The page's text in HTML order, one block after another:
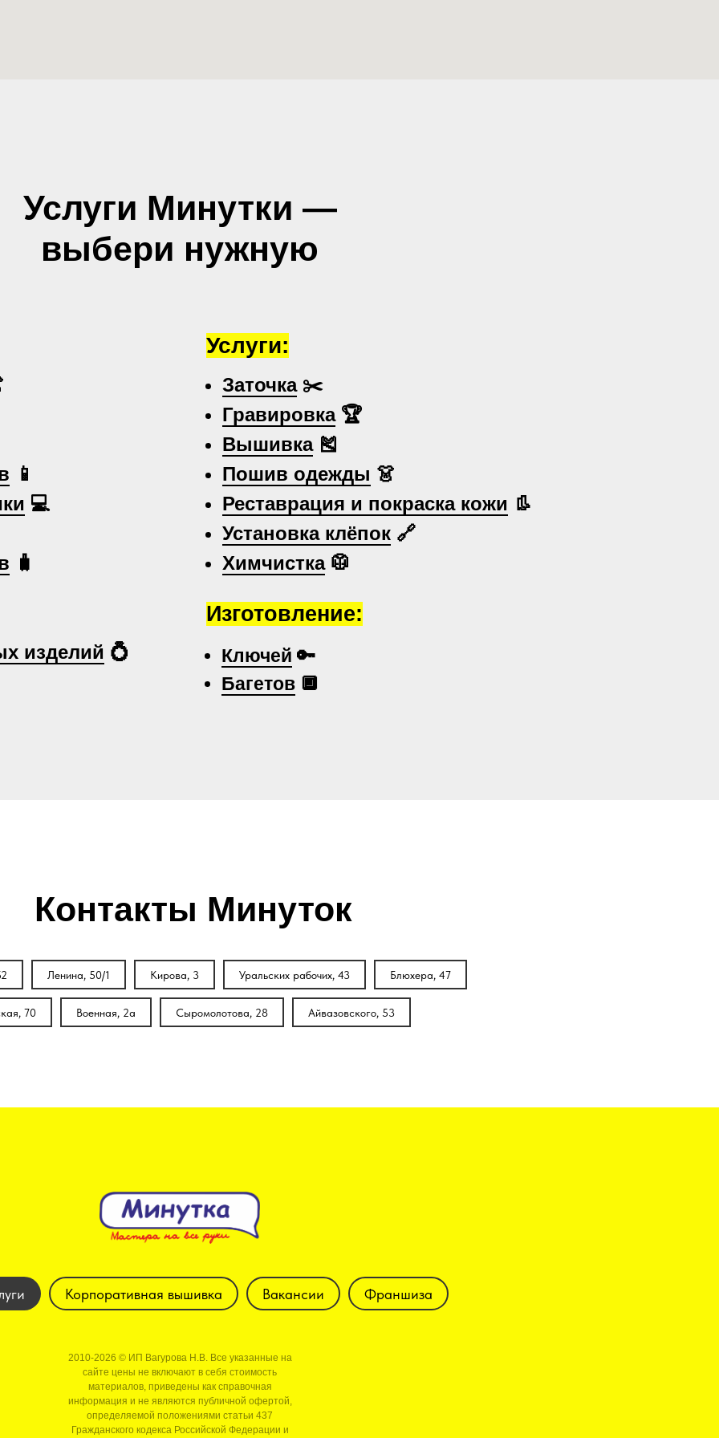
Услуги Минутки —
выбери нужную
📱
💻
🧳
изделий 💍
Заточка✂️
Гравировка🏆
Вышивка🎽
Пошив одежды 👗
Реставрация и покраска кожи 👢
Установка клёпок 🔗
Химчистка🥼
Ключей 🔑
Багетов 🔲
Услуги:
Изготовление:
Контакты Минуток
Ленина, 50/1 Кирова, 3 Уральских рабочих, 43 Блюхера, 47
70 Военная, 2а Сыромолотова, 28 Айвазовского, 53
Корпоративная вышивка Вакансии Франшиза
2010-2026 © ИП Вагурова Н.В. Все указанные на
сайте цены не включают в себя стоимость
материалов, приведены как справочная
информация и не являются публичной офертой,
определяемой положениями статьи 437
Гражданского кодекса Российской Федерации и